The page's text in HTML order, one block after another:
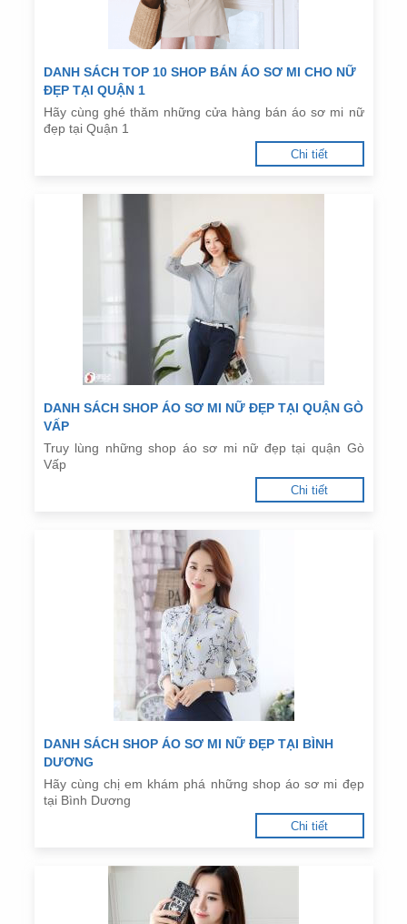
DANH SÁCH TOP 10 SHOP BÁN ÁO SƠ MI CHO NỮ
ĐẸP TẠI QUẬN 1
Hãy cùng ghé thăm những cửa hàng bán áo sơ mi nữ
đẹp tại Quận 1
Chi tiết
DANH SÁCH SHOP ÁO SƠ MI NỮ ĐẸP TẠI QUẬN GÒ
VẤP
Truy lùng những shop áo sơ mi nữ đẹp tại quận Gò
Vấp
Chi tiết
DANH SÁCH SHOP ÁO SƠ MI NỮ ĐẸP TẠI BÌNH
DƯƠNG
Hãy cùng chị em khám phá những shop áo sơ mi đẹp
tại Bình Dương
Chi tiết